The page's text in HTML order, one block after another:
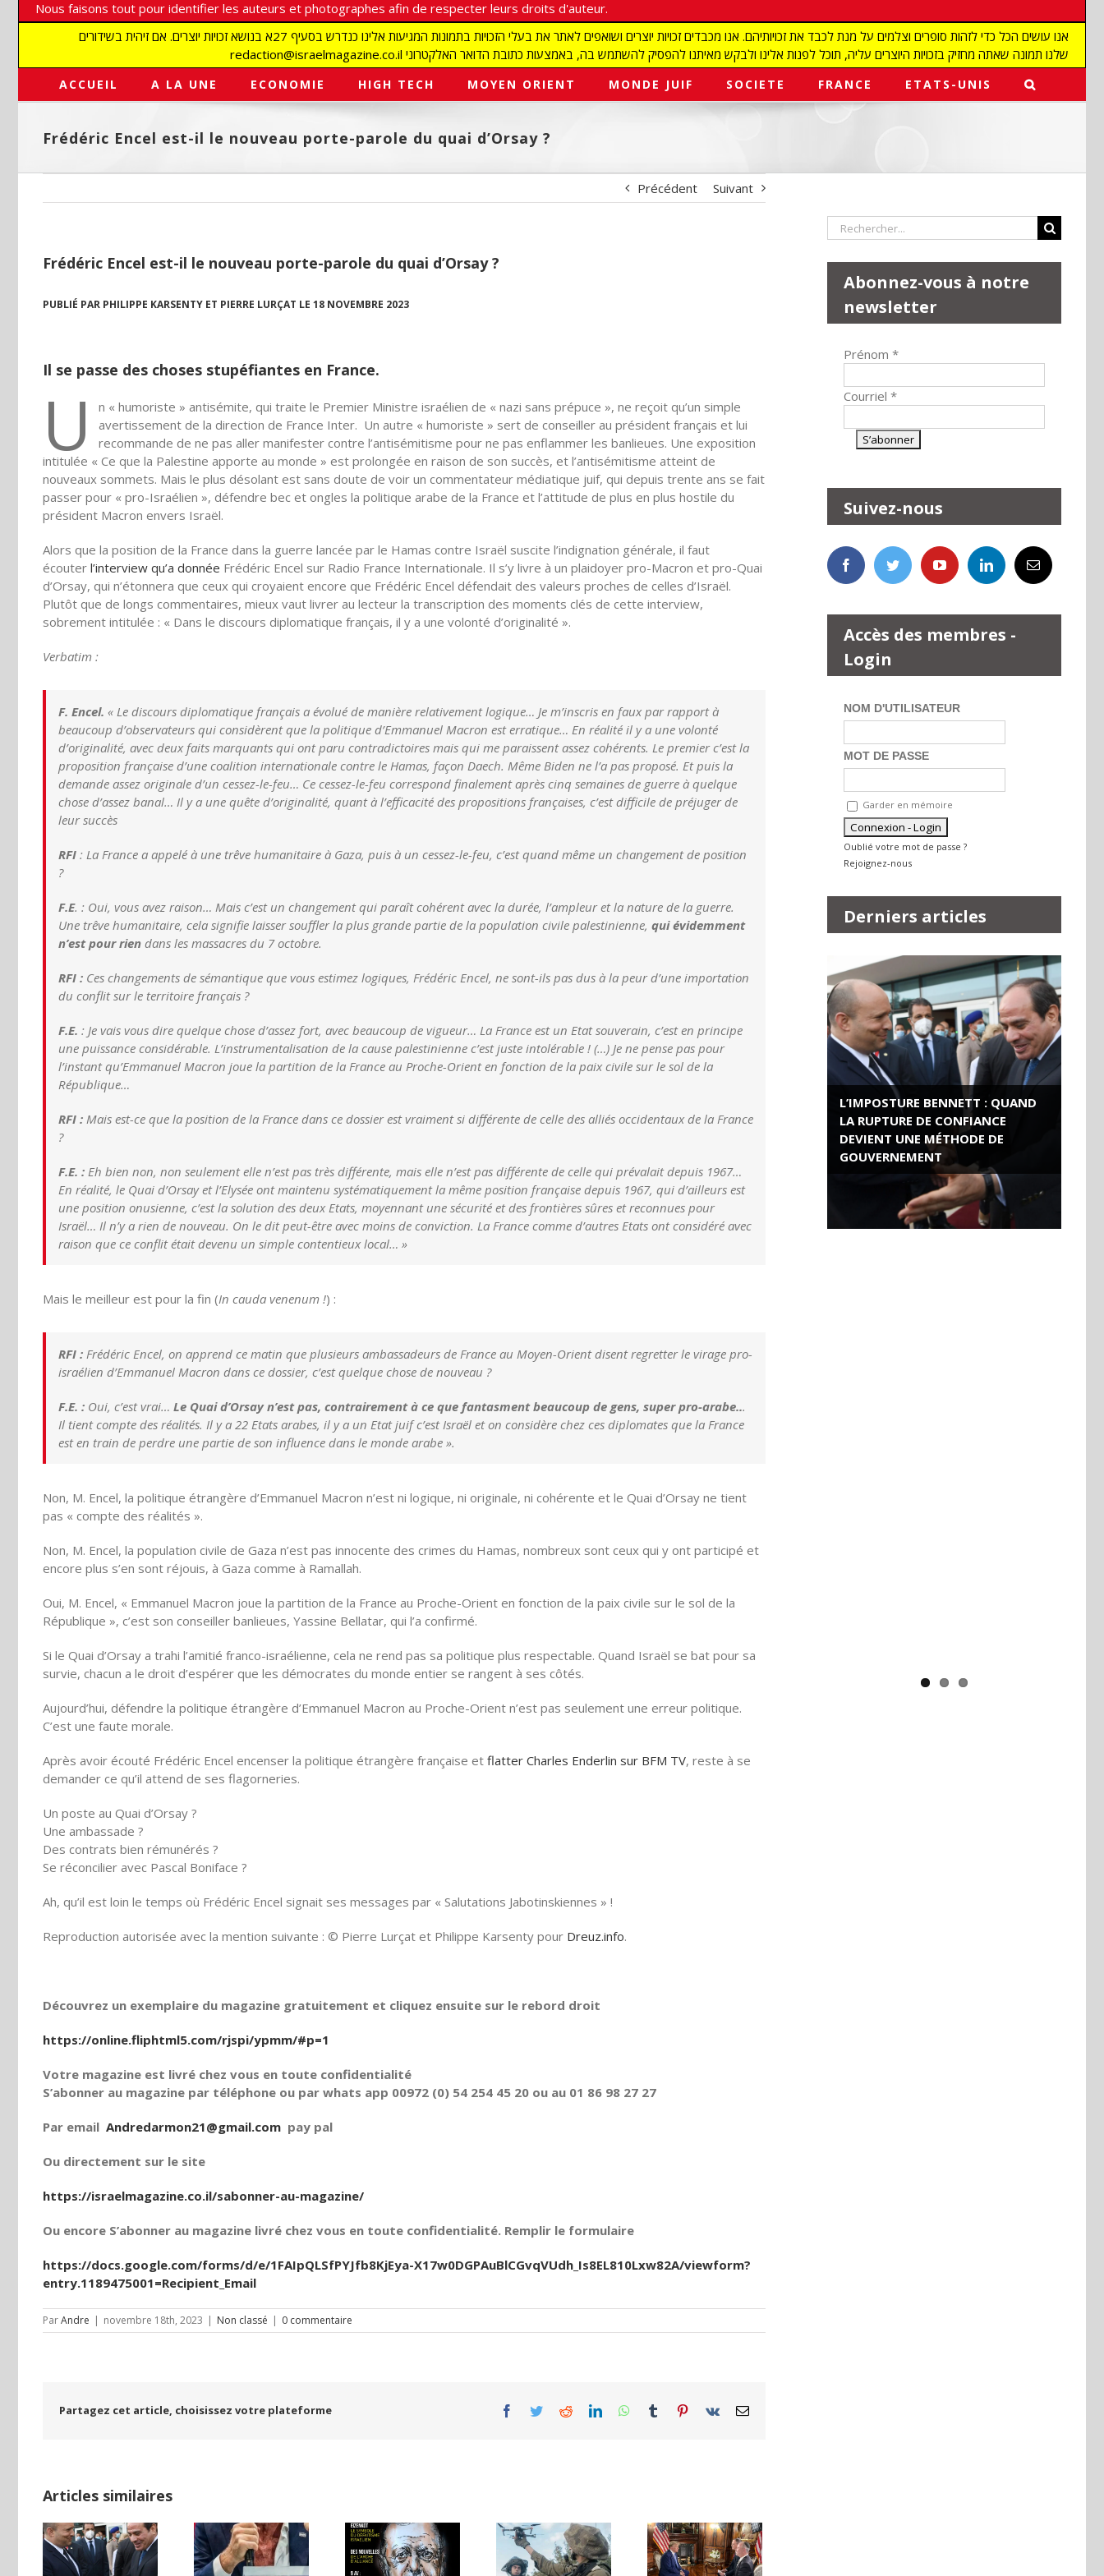
Nous faisons tout pour identifier les auteurs et photographes afin de respecter leurs droits d'auteur.
אנו עושים הכל כדי לזהות סופרים וצלמים על מנת לכבד את זכויותיהם. אנו מכבדים זכויות יוצרים ושואפים לאתר את בעלי הזכויות בתמונות המגיעות אלינו כנדרש בסעיף 27א בנושא זכויות יוצרים. אם זיהית בשידורים
redaction@israelmagazine.co.il שלנו תמונה שאתה מחזיק בזכויות היוצרים עליה, תוכל לפנות אלינו ולבקש מאיתנו להפסיק להשתמש בה, באמצעות כתובת הדואר האלקטרוני
ACCUEIL A LA UNE ECONOMIE HIGH TECH MOYEN ORIENT MONDE JUIF SOCIETE FRANCE ETATS-UNIS
Frédéric Encel est-il le nouveau porte-parole du quai d’Orsay ?
Précédent Suivant
Frédéric Encel est-il le nouveau porte-parole du quai d’Orsay ?
PUBLIÉ PAR PHILIPPE KARSENTY ET PIERRE LURÇAT LE 18 NOVEMBRE 2023
Il se passe des choses stupéfiantes en France.
U
n « humoriste » antisémite, qui traite le Premier Ministre israélien de « nazi sans prépuce », ne reçoit qu’un simple
avertissement de la direction de France Inter. Un autre « humoriste » sert de conseiller au président français et lui
recommande de ne pas aller manifester contre l’antisémitisme pour ne pas enflammer les banlieues. Une exposition
intitulée « Ce que la Palestine apporte au monde » est prolongée en raison de son succès, et l’antisémitisme atteint de
nouveaux sommets. Mais le plus désolant est sans doute de voir un commentateur médiatique juif, qui depuis trente ans se fait
passer pour « pro-Israélien », défendre bec et ongles la politique arabe de la France et l’attitude de plus en plus hostile du
président Macron envers Israël.
Alors que la position de la France dans la guerre lancée par le Hamas contre Israël suscite l’indignation générale, il faut
écouter l’interview qu’a donnée Frédéric Encel sur Radio France Internationale. Il s’y livre à un plaidoyer pro-Macron et pro-Quai
d’Orsay, qui n’étonnera que ceux qui croyaient encore que Frédéric Encel défendait des valeurs proches de celles d’Israël.
Plutôt que de longs commentaires, mieux vaut livrer au lecteur la transcription des moments clés de cette interview,
sobrement intitulée : « Dans le discours diplomatique français, il y a une volonté d’originalité ».
Verbatim :
F. Encel. « Le discours diplomatique français a évolué de manière relativement logique… Je m’inscris en faux par rapport à
beaucoup d’observateurs qui considèrent que la politique d’Emmanuel Macron est erratique… En réalité il y a une volonté
d’originalité, avec deux faits marquants qui ont paru contradictoires mais qui me paraissent assez cohérents. Le premier c’est la
proposition française d’une coalition internationale contre le Hamas, façon Daech. Même Biden ne l’a pas proposé. Et puis la
demande assez originale d’un cessez-le-feu… Ce cessez-le-feu correspond finalement après cinq semaines de guerre à quelque
chose d’assez banal… Il y a une quête d’originalité, quant à l’efficacité des propositions françaises, c’est difficile de préjuger de
leur succès
RFI : La France a appelé à une trêve humanitaire à Gaza, puis à un cessez-le-feu, c’est quand même un changement de position
?
F.E. : Oui, vous avez raison… Mais c’est un changement qui paraît cohérent avec la durée, l’ampleur et la nature de la guerre.
Une trêve humanitaire, cela signifie laisser souffler la plus grande partie de la population civile palestinienne, qui évidemment
n’est pour rien dans les massacres du 7 octobre.
RFI : Ces changements de sémantique que vous estimez logiques, Frédéric Encel, ne sont-ils pas dus à la peur d’une importation
du conflit sur le territoire français ?
F.E. : Je vais vous dire quelque chose d’assez fort, avec beaucoup de vigueur… La France est un Etat souverain, c’est en principe
une puissance considérable. L’instrumentalisation de la cause palestinienne c’est juste intolérable ! (…) Je ne pense pas pour
l’instant qu’Emmanuel Macron joue la partition de la France au Proche-Orient en fonction de la paix civile sur le sol de la
République…
RFI : Mais est-ce que la position de la France dans ce dossier est vraiment si différente de celle des alliés occidentaux de la France
?
F.E. : Eh bien non, non seulement elle n’est pas très différente, mais elle n’est pas différente de celle qui prévalait depuis 1967…
En réalité, le Quai d’Orsay et l’Elysée ont maintenu systématiquement la même position française depuis 1967, qui d’ailleurs est
une position onusienne, c’est la solution des deux Etats, moyennant une sécurité et des frontières sûres et reconnues pour
Israël… Il n’y a rien de nouveau. On le dit peut-être avec moins de conviction. La France comme d’autres Etats ont considéré avec
raison que ce conflit était devenu un simple contentieux local… »
Mais le meilleur est pour la fin (In cauda venenum !) :
RFI : Frédéric Encel, on apprend ce matin que plusieurs ambassadeurs de France au Moyen-Orient disent regretter le virage pro-
israélien d’Emmanuel Macron dans ce dossier, c’est quelque chose de nouveau ?
F.E. : Oui, c’est vrai… Le Quai d’Orsay n’est pas, contrairement à ce que fantasment beaucoup de gens, super pro-arabe...
Il tient compte des réalités. Il y a 22 Etats arabes, il y a un Etat juif c’est Israël et on considère chez ces diplomates que la France
est en train de perdre une partie de son influence dans le monde arabe ».
Non, M. Encel, la politique étrangère d’Emmanuel Macron n’est ni logique, ni originale, ni cohérente et le Quai d’Orsay ne tient
pas « compte des réalités ».
Non, M. Encel, la population civile de Gaza n’est pas innocente des crimes du Hamas, nombreux sont ceux qui y ont participé et
encore plus s’en sont réjouis, à Gaza comme à Ramallah.
Oui, M. Encel, « Emmanuel Macron joue la partition de la France au Proche-Orient en fonction de la paix civile sur le sol de la
République », c’est son conseiller banlieues, Yassine Bellatar, qui l’a confirmé.
Si le Quai d’Orsay a trahi l’amitié franco-israélienne, cela ne rend pas sa politique plus respectable. Quand Israël se bat pour sa
survie, chacun a le droit d’espérer que les démocrates du monde entier se rangent à ses côtés.
Aujourd’hui, défendre la politique étrangère d’Emmanuel Macron au Proche-Orient n’est pas seulement une erreur politique.
C’est une faute morale.
Après avoir écouté Frédéric Encel encenser la politique étrangère française et flatter Charles Enderlin sur BFM TV, reste à se
demander ce qu’il attend de ses flagorneries.
Un poste au Quai d’Orsay ?
Une ambassade ?
Des contrats bien rémunérés ?
Se réconcilier avec Pascal Boniface ?
Ah, qu’il est loin le temps où Frédéric Encel signait ses messages par « Salutations Jabotinskiennes » !
Reproduction autorisée avec la mention suivante : © Pierre Lurçat et Philippe Karsenty pour Dreuz.info.
Découvrez un exemplaire du magazine gratuitement et cliquez ensuite sur le rebord droit
https://online.fliphtml5.com/rjspi/ypmm/#p=1
Votre magazine est livré chez vous en toute confidentialité
S’abonner au magazine par téléphone ou par whats app 00972 (0) 54 254 45 20 ou au 01 86 98 27 27
Par email Andredarmon21@gmail.com pay pal
Ou directement sur le site
https://israelmagazine.co.il/sabonner-au-magazine/
Ou encore S’abonner au magazine livré chez vous en toute confidentialité. Remplir le formulaire
https://docs.google.com/forms/d/e/1FAIpQLSfPYJfb8KjEya-X17w0DGPAuBlCGvqVUdh_Is8EL810Lxw82A/viewform?
entry.1189475001=Recipient_Email
ParAndre | novembre 18th, 2023 | Non classé | 0 commentaire
Partagez cet article, choisissez votre plateforme Facebook
TwitterRedditLinkedInWhatsApp
Tumblr Pinterest
Vk Email
Articles similaires
Yaïr Golan : une
L’EDITORIAL
à Eizenkot: «
Vous êtes le
premier des
Israël préparé à
une attaque
américaine
Rechercher:
Abonnez-vous à notre
newsletter
Prénom *
Courriel *
Suivez-nous
Accès des membres -
Login
NOM D'UTILISATEUR
MOT DE PASSE
Garder en mémoire
Oublié votre mot de passe ?
Rejoignez-nous
Derniers articles
L’IMPOSTURE BENNETT : QUAND
LA RUPTURE DE CONFIANCE
DEVIENT UNE MÉTHODE DE
GOUVERNEMENT
ROSE VALLAND, HEROÏNE DE LA
RESISTANCE FRANÇAISE